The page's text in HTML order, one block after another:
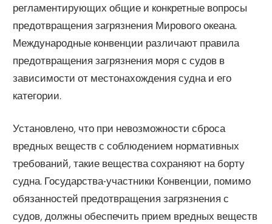
регламентирующих общие и конкретные вопросы
предотвращения загрязнения Мирового океана.
Международные конвенции различают правила
предотвращения загрязнения моря с судов в
зависимости от местонахождения судна и его
категории.
Установлено, что при невозможности сброса
вредных веществ с соблюдением нормативных
требований, такие вещества сохраняют на борту
судна. Государства-участники Конвенции, помимо
обязанностей предотвращения загрязнения с
судов, должны обеспечить прием вредных веществ